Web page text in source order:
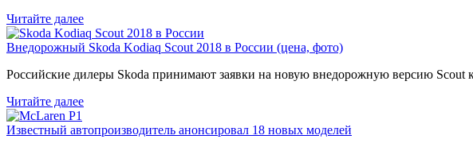
Читайте далее
Внедорожный Skoda Kodiaq Scout 2018 в России (цена, фото)
Российские дилеры Skoda принимают заявки на новую внедорожную версию Scout
Читайте далее
Известный автопроизводитель анонсировал 18 новых моделей